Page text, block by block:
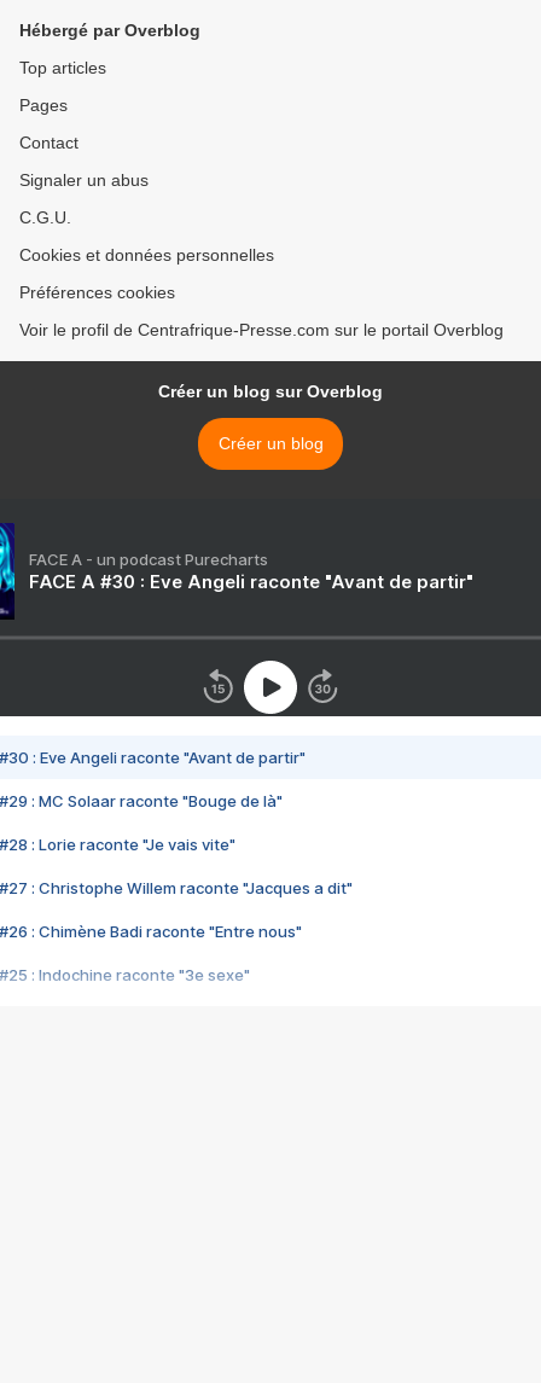
Hébergé par Overblog
Top articles
Pages
Contact
Signaler un abus
C.G.U.
Cookies et données personnelles
Préférences cookies
Voir le profil de Centrafrique-Presse.com sur le portail Overblog
Créer un blog sur Overblog
Créer un blog
FACE A - un podcast Purecharts
FACE A #30 : Eve Angeli raconte "Avant de partir"
#30 : Eve Angeli raconte "Avant de partir"
#29 : MC Solaar raconte "Bouge de là"
#28 : Lorie raconte "Je vais vite"
#27 : Christophe Willem raconte "Jacques a dit"
#26 : Chimène Badi raconte "Entre nous"
#25 : Indochine raconte "3e sexe"